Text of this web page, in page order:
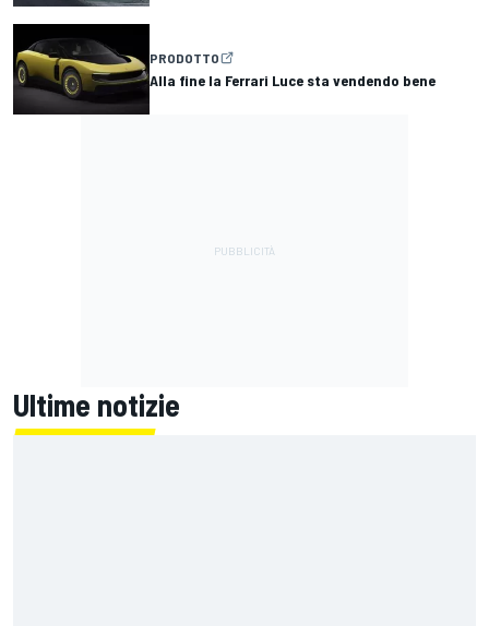
PRODOTTO
Alla fine la Ferrari Luce sta vendendo bene
Ultime notizie